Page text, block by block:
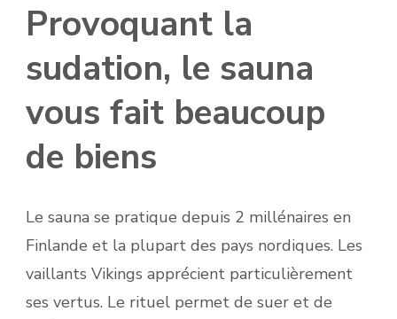
Provoquant la
sudation, le sauna
vous fait beaucoup
de biens
Le sauna se pratique depuis 2 millénaires en
Finlande et la plupart des pays nordiques. Les
vaillants Vikings apprécient particulièrement
ses vertus. Le rituel permet de suer et de